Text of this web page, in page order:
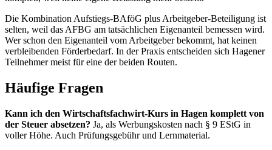
Die Kombination Aufstiegs-BAföG plus Arbeitgeber-Beteiligung ist
selten, weil das AFBG am tatsächlichen Eigenanteil bemessen wird.
Wer schon den Eigenanteil vom Arbeitgeber bekommt, hat keinen
verbleibenden Förderbedarf. In der Praxis entscheiden sich Hagener
Teilnehmer meist für eine der beiden Routen.
Häufige Fragen
Kann ich den Wirtschaftsfachwirt-Kurs in Hagen komplett von
der Steuer absetzen? Ja, als Werbungskosten nach § 9 EStG in
voller Höhe. Auch Prüfungsgebühr und Lernmaterial.